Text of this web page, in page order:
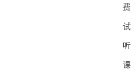
费
试
听
课